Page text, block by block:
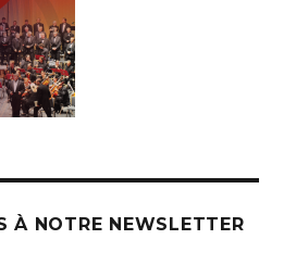
À NOTRE NEWSLETTER